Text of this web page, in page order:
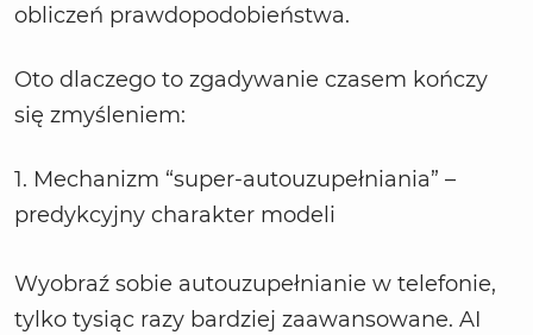
obliczeń prawdopodobieństwa.
Oto dlaczego to zgadywanie czasem kończy
się zmyśleniem:
1. Mechanizm “super-autouzupełniania” –
predykcyjny charakter modeli
Wyobraź sobie autouzupełnianie w telefonie,
tylko tysiąc razy bardziej zaawansowane. AI